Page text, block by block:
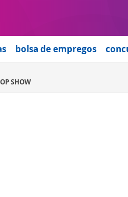
bolsa de empregos
SHOW